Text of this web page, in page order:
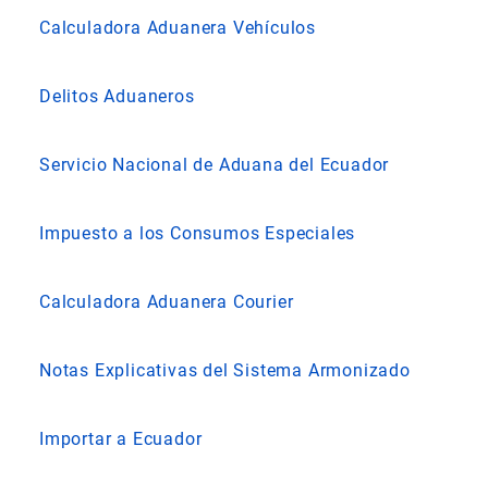
Calculadora Aduanera Vehículos
Delitos Aduaneros
Servicio Nacional de Aduana del Ecuador
Impuesto a los Consumos Especiales
Calculadora Aduanera Courier
Notas Explicativas del Sistema Armonizado
Importar a Ecuador